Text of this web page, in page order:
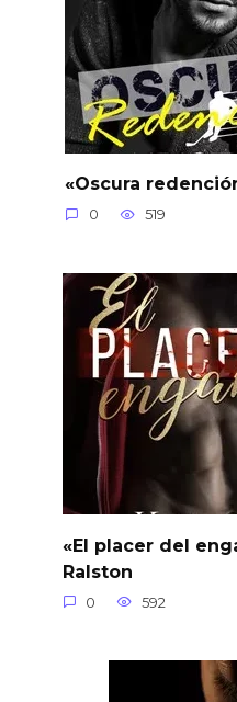
«Oscura
0 519
«El placer del
Ralston
0 592